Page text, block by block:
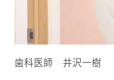
歯科医師 井沢一樹